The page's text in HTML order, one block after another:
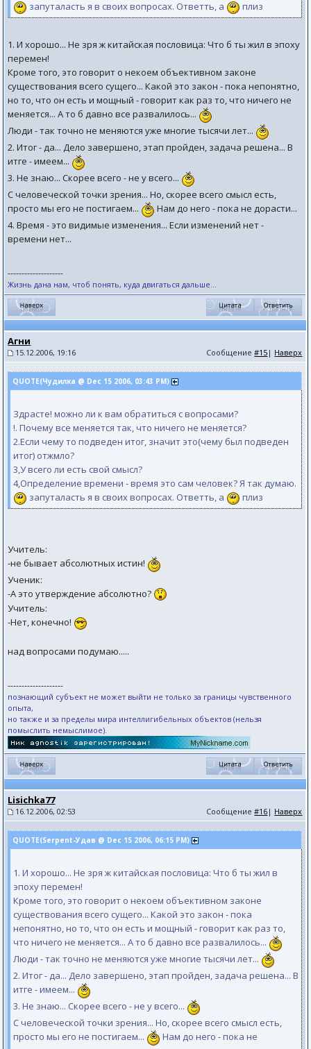
запуталасть я в своих вопросах. Ответть, а плиз
1. И хорошо... Не зря ж китайская пословица: Что б ты жил в эпоху
перемен!
Кроме того, это говорит о некоем объективном законе
существования всего сущего... Какой это закон - пока непонятно,
но то, что он есть и мощный - говорит как раз то, что ничего не
меняется... А то б давно все развалилось...
Люди - так точно не меняются уже многие тысячи лет...
2. Итог - да... Дело завершено, этап пройден, задача решена... В
итге - имеем...
3. Не знаю... Скорее всего - не у всего...
С человеческой точки зрения... Но, скорее всего смысл есть,
просто мы его не постигаем...
Нам до него - пока не дорасти...
4. Время - это видимые изменения... Если изменений нет -
времени нет...
--------------------
Жизнь дана нам, чтоб понять, куда двигаться дальше...
Агни
15.12.2006, 19:16 Сообщение#15 | Наверх
QUOTE(Чудилка @ Dec 15 2006, 03:43 PM)
Здрасте! можно ли к вам обратиться с вопросами?
!. Почему все меняется так, что ничего не меняется?
2.Если чему то подведен итог, значит это(чему был подведен
итог) отжмло?
3,У всего ли есть свой смысл?
4,Определение времени - время это сам человек? Я так думаю.
запуталасть я в своих вопросах. Ответть, а
плиз
Учитель:
-не бывает абсолютных истин!
Ученик:
-А это утверждение абсолютно?
Учитель:
-Нет, конечно!
над вопросами подумaю.....
--------------------
познающий субъект не может выйти не только за границы чувственного
опыта,
но также и за пределы мира интеллигибельных объектов (нельзя
помыслить немыслимое).
Lisichka77
16.12.2006, 02:53 Сообщение#16 | Наверх
QUOTE(Serpent-Удав @ Dec 15 2006, 06:15 PM)
1. И хорошо... Не зря ж китайская пословица: Что б ты жил в
эпоху перемен!
Кроме того, это говорит о некоем объективном законе
существования всего сущего... Какой это закон - пока
непонятно, но то, что он есть и мощный - говорит как раз то,
что ничего не меняется... А то б давно все развалилось...
Люди - так точно не меняются уже многие тысячи лет...
2. Итог - да... Дело завершено, этап пройден, задача решена... В
итге - имеем...
3. Не знаю... Скорее всего - не у всего...
С человеческой точки зрения... Но, скорее всего смысл есть,
просто мы его не постигаем...
Нам до него - пока не